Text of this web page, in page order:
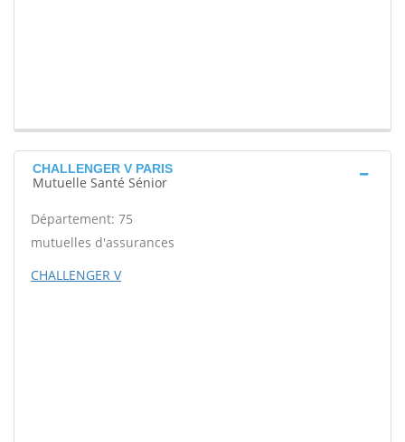
CHALLENGER V PARIS
Mutuelle Santé Sénior
Département: 75
mutuelles d'assurances
CHALLENGER V